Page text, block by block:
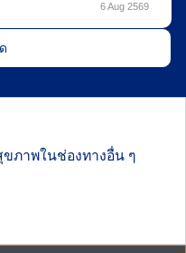
6 Aug 2569
ภาพในช่องทางอื่น ๆ